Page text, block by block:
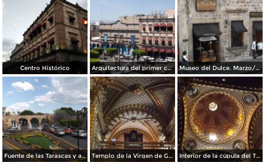
Centro Histórico Arquitectura del primer cuadro de la ciudad. Marzo/2016 Museo del Dulce. Marzo/2016
Fuente de las Tarascas y acueducto de Morelia. Marzo/2016 Templo de la Virgen de Guadalupe. Marzo/2016 Interior de la cúpula del Templo de la Virgen de Guadalupe. Marzo/2016